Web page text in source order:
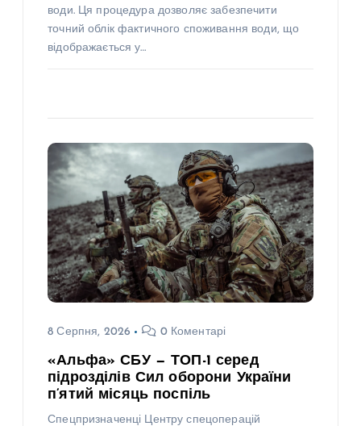
води. Ця процедура дозволяє забезпечити
точний облік фактичного споживання води, що
відображається у…
8 Серпня, 2026 0 Коментарі
«Альфа» СБУ — ТОП-1 серед
підрозділів Сил оборони України
п’ятий місяць поспіль
Спецпризначенці Центру спецоперацій